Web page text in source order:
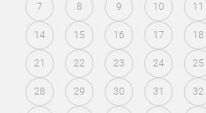
7 8 9 10 11
14 15 16 17 18
21 22 23 24 25
28 29 30 31 32